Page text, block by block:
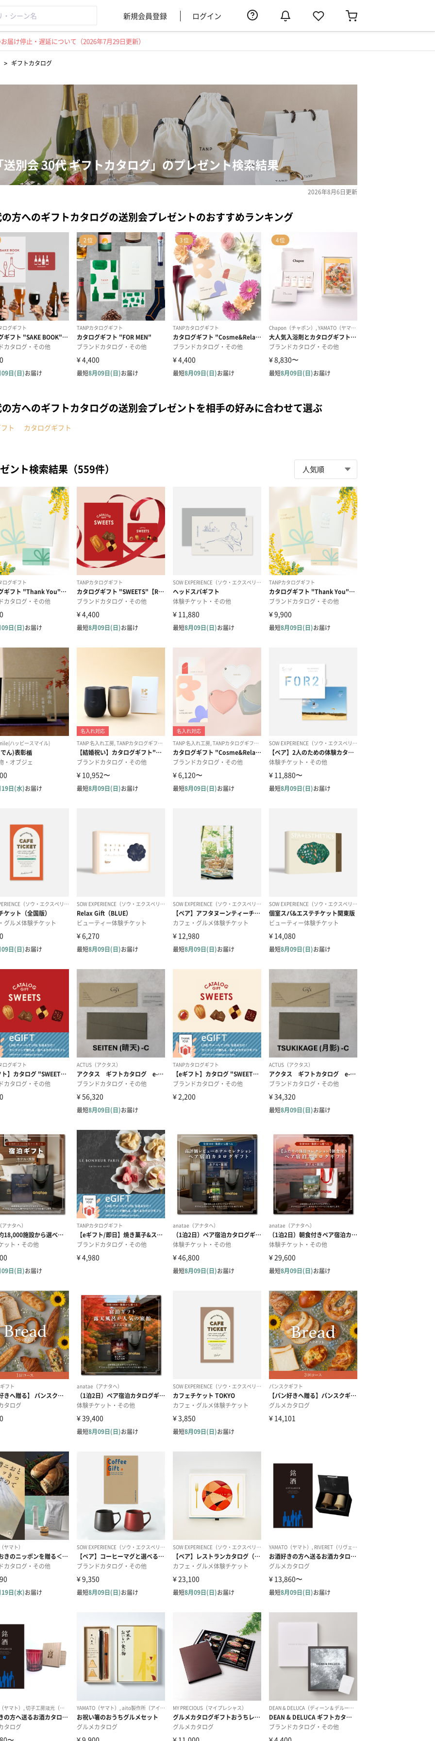
新規会員登録 ログイン
け停止・遅延について（2026年7月29日更新）
> ギフトカタログ
送別会 30代 ギフトカタログ」のプレゼント検索結果
2026年8月6日更新
方へのギフトカタログの送別会プレゼントのおすすめランキング
方へのギフトカタログの送別会プレゼントを相手の好みに合わせて選ぶ
ト カタログギフト
ント検索結果（559件）